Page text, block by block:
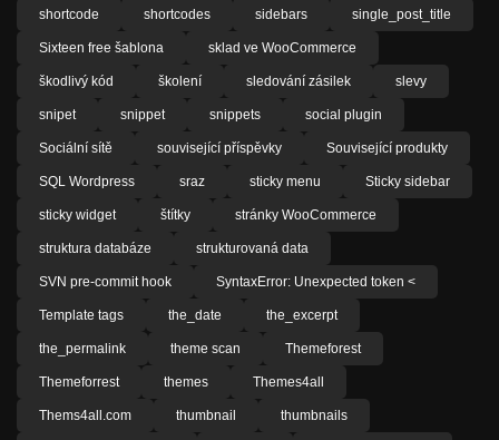
shortcode shortcodes sidebars single_post_title
Sixteen free šablona sklad ve WooCommerce
škodlivý kód školení sledování zásilek slevy
snipet snippet snippets social plugin
Sociální sítě související příspěvky Související produkty
SQL Wordpress sraz sticky menu Sticky sidebar
sticky widget štítky stránky WooCommerce
struktura databáze strukturovaná data
SVN pre-commit hook SyntaxError: Unexpected token <
Template tags the_date the_excerpt
the_permalink theme scan Themeforest
Themeforrest themes Themes4all
Thems4all.com thumbnail thumbnails